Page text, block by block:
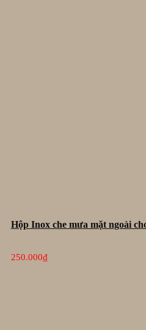
Hộp Inox che mưa mặt ngoài
250.000₫